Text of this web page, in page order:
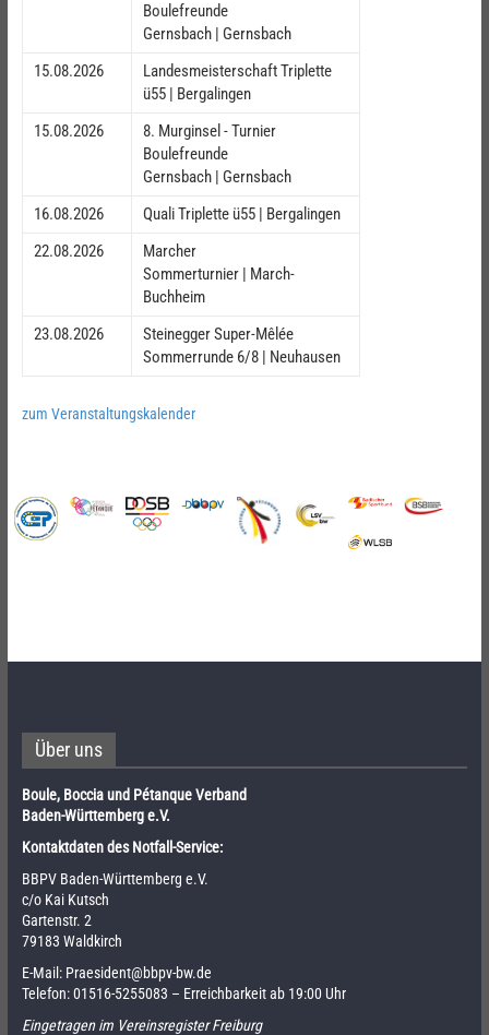
Boulefreunde
Gernsbach | Gernsbach
15.08.2026
Landesmeisterschaft Triplette
ü55 | Bergalingen
15.08.2026
8. Murginsel - Turnier
Boulefreunde
Gernsbach | Gernsbach
16.08.2026
Quali Triplette ü55 | Bergalingen
22.08.2026
Marcher
Sommerturnier | March-
Buchheim
23.08.2026
Steinegger Super-Mêlée
Sommerrunde 6/8 | Neuhausen
zum Veranstaltungskalender
Über uns
Boule, Boccia und Pétanque Verband
Baden-Württemberg e.V.
Kontaktdaten des Notfall-Service:
BBPV Baden-Württemberg e.V.
c/o Kai Kutsch
Gartenstr. 2
79183 Waldkirch
E-Mail: Praesident@bbpv-bw.de
Telefon:01516-5255083 – Erreichbarkeit ab 19:00 Uhr
Eingetragen im Vereinsregister Freiburg